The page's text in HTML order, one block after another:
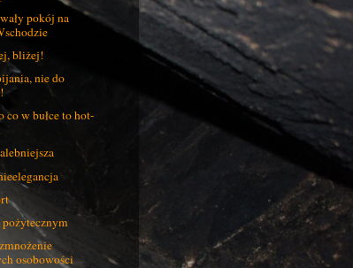
pokój na
bliżej!
nie do
co w bułce to hot-
osobowości